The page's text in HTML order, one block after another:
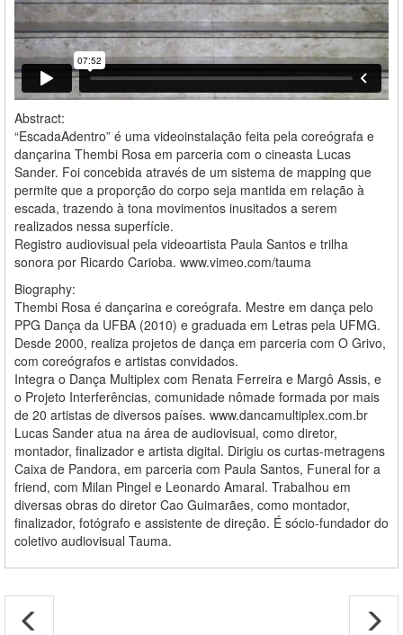
Abstract:
“EscadaAdentro” é uma videoinstalação feita pela coreógrafa e
dançarina Thembi Rosa em parceria com o cineasta Lucas
Sander. Foi concebida através de um sistema de mapping que
permite que a proporção do corpo seja mantida em relação à
escada, trazendo à tona movimentos inusitados a serem
realizados nessa superfície.
Registro audiovisual pela videoartista Paula Santos e trilha
sonora por Ricardo Carioba. www.vimeo.com/tauma
Biography:
Thembi Rosa é dançarina e coreógrafa. Mestre em dança pelo
PPG Dança da UFBA (2010) e graduada em Letras pela UFMG.
Desde 2000, realiza projetos de dança em parceria com O Grivo,
com coreógrafos e artistas convidados.
Integra o Dança Multiplex com Renata Ferreira e Margô Assis, e
o Projeto Interferências, comunidade nômade formada por mais
de 20 artistas de diversos países. www.dancamultiplex.com.br
Lucas Sander atua na área de audiovisual, como diretor,
montador, finalizador e artista digital. Dirigiu os curtas-metragens
Caixa de Pandora, em parceria com Paula Santos, Funeral for a
friend, com Milan Pingel e Leonardo Amaral. Trabalhou em
diversas obras do diretor Cao Guimarães, como montador,
finalizador, fotógrafo e assistente de direção. É sócio-fundador do
coletivo audiovisual Tauma.